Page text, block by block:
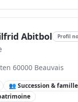
Abitbol Profil
60000 Beauvais
👥 Succession & famille